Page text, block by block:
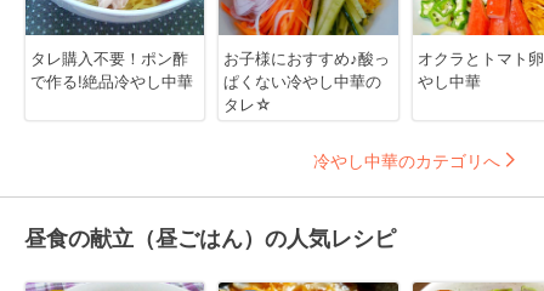
タレ購入不要！ポン酢
で作る!絶品冷やし中華
お子様におすすめ♪酸っ
ぱくない冷やし中華の
タレ☆
オクラとトマト
やし中華
冷やし中華のカテゴリへ
昼食の献立（昼ごはん）の人気レシピ